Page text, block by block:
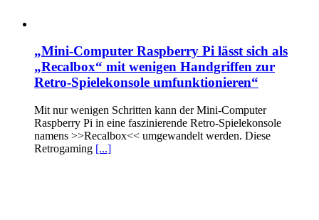
„Mini-Computer Raspberry Pi lässt sich als
„Recalbox“ mit wenigen Handgriffen zur
Retro-Spielekonsole umfunktionieren“
Mit nur wenigen Schritten kann der Mini-Computer
Raspberry Pi in eine faszinierende Retro-Spielekonsole
namens >>Recalbox<< umgewandelt werden. Diese
Retrogaming [...]